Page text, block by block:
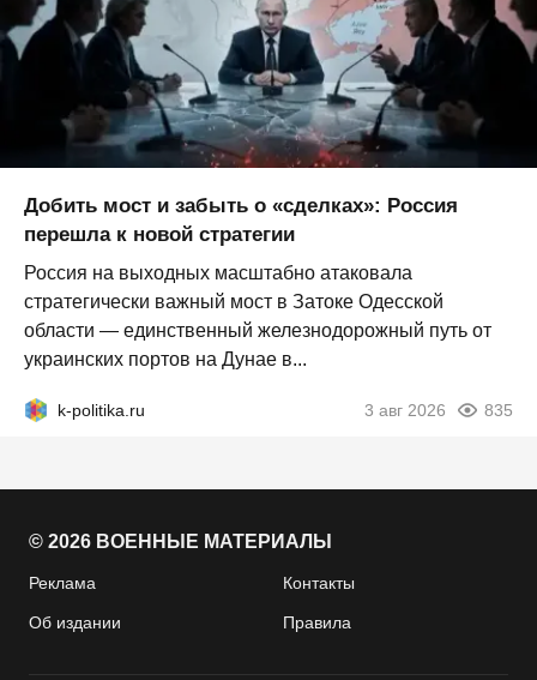
Добить мост и забыть о «сделках»: Россия
перешла к новой стратегии
Россия на выходных масштабно атаковала
стратегически важный мост в Затоке Одесской
области — единственный железнодорожный путь от
украинских портов на Дунае в...
k-politika.ru 3 авг 2026 835
© 2026 ВОЕННЫЕ МАТЕРИАЛЫ
Реклама Контакты
Об издании Правила